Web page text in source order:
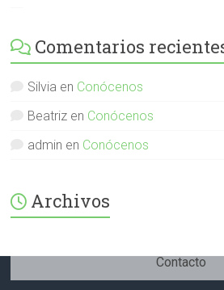
English-
Spanish-
379232072254671
en
Facebook
Comentarios
Silvia en Conócenos
Beatriz en Conócenos
admin en Conócenos
Archivos
Contacto